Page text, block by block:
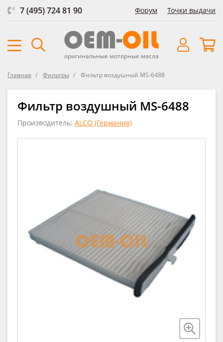
7 (495) 724 81 90 Форум Точки выдачи
оригинальные моторные масла
Главная Фильтры Фильтр воздушный MS-6488
Фильтр воздушный MS-6488
Производитель: ALCO (Германия)